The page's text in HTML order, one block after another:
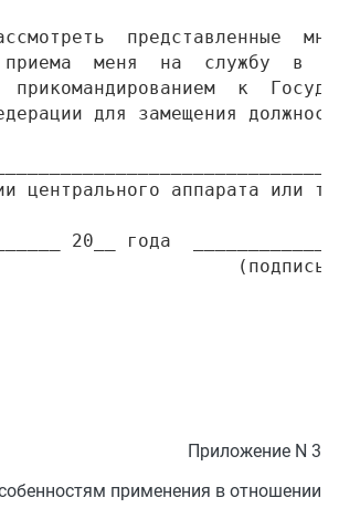
представленные
приема  меня  на  службу  в
к
для замещения
центрального аппарата или
20__ года
Приложение N 3
применения в отношении